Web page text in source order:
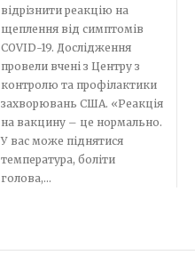
відрізнити реакцію на
щеплення від симптомів
COVID-19. Дослідження
провели вчені з Центру з
контролю та профілактики
захворювань США. «Реакція
на вакцину – це нормально.
У вас може піднятися
температура, боліти
голова,...